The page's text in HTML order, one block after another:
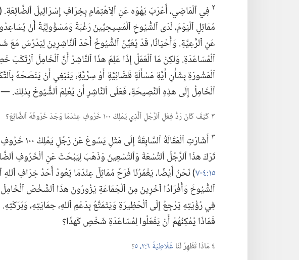
٢ فِي ٱلْمَاضِي،‏ أَعْرَبَ يَهْوَه عَنِ ٱلِٱهْتِمَامِ بِخِرَافِ إِسْرَائِيلَ ٱلضَّائِعَةِ.‏
مُمَاثِلٍ ٱلْيَوْمَ،‏ لَدَى ٱلشُّيُوخِ ٱلْمَسِيحِيِّينَ رَغْبَةٌ وَمَسْؤُولِيَّةٌ أَنْ
عَنِ ٱلرَّعِيَّةِ.‏ وَأَحْيَانًا،‏ قَدْ يُعَيِّنُ ٱلشُّيُوخُ أَحَدَ ٱلنَّاشِرِينَ لِيَدْرُسَ
ٱلْمُسَاعَدَةِ.‏ وَلكِنْ مَا ٱلْعَمَلُ إِذَا عَلِمَ هذَا ٱلنَّاشِرُ أَنَّ ٱلْخَامِلَ ٱرْتَكَبَ
ٱلْمَشُورَةِ بِشَأْنِ أَيَّةِ مَسْأَلَةٍ قَضَائِيَّةٍ أَوْ سِرِّيَّةٍ،‏ يَنْبَغِي أَنْ يَنْصَحَهُ
ٱلْخَامِلُ إِلَى هذِهِ ٱلنَّصِيحَةِ،‏ فَعَلَى ٱلنَّاشِرِ أَنْ يُعْلِمَ ٱلشُّيُوخَ بِذلِكَ.‏ —‏
٣ كَيْفَ كَانَ رَدُّ فِعْلِ ٱلرَّجُلِ ٱلَّذِي يَمْلِكُ ١٠٠ خَرُوفٍ عِنْدَمَا وَجَدَ خَرُوفَهُ ٱلضَّائِعَ؟‏
٣
أَشَارَتِ
تَرَكَ هذَا ٱلرَّجُلُٱلتِّسْعَةَ وَٱلتِّسْعِينَ وَذَهَبَ لِيَبْحَثَ عَنِ ٱلْخَرُوفِ
١٥:‏٤-‏٧
‏)‏ نَحْنُ أَيْضًا،‏ يَغْمُرُنَا فَرَحٌ مُمَاثِلٌ عِنْدَمَا يَعُودُ أَحَدُ خِرَافِ
ٱلشُّيُوخَ وَأَفْرَادًا آخَرِينَ مِنَ ٱلْجَمَاعَةِ يَزُورُونَ هذَا ٱلشَّخْصَ
فِي رُؤْيَتِهِ يَرْجِعُ إِلَى ٱلْحَظِيرَةِ وَيَتَمَتَّعُ بِدَعْمِ ٱللهِ،‏ حِمَايَتِهِ،‏
فَمَاذَا يُمْكِنُهُمْ أَنْ يَفْعَلُوا لِمُسَاعَدَةِ شَخْصٍ كَهذَا؟‏
٤ مَاذَا تُظْهِرُ لَنَا غَلَاطِيَةُ ٦:‏٢،‏
‏؟‏